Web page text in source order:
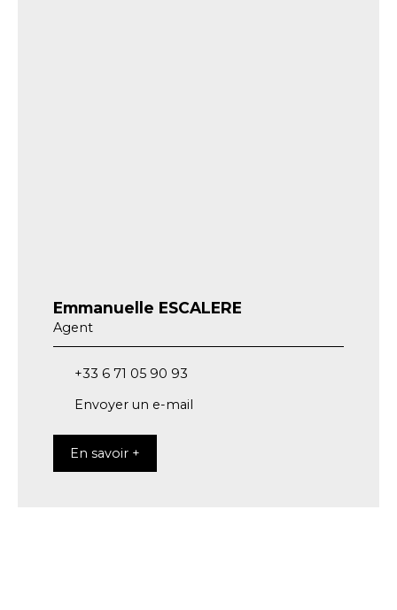
Emmanuelle ESCALERE
Agent
+33 6 71 05 90 93
Envoyer un e-mail
En savoir +